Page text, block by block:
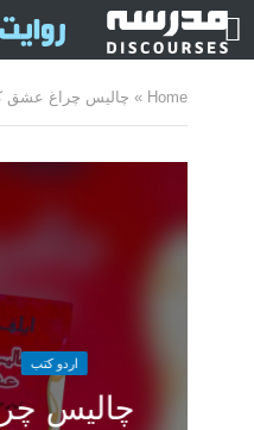
Home
» چالیس چراغ عشق
اردو کتب
چالیس